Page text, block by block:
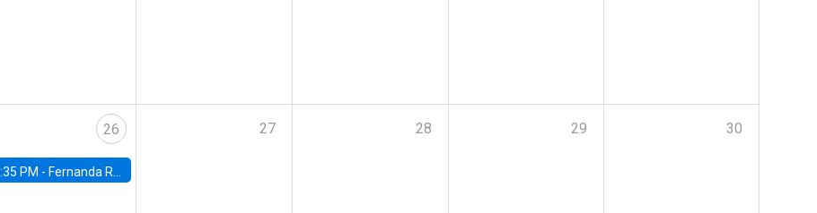
26
PM - Fernanda Rojas Ampuero, University of Wisconsin-Madison
27 28 29 30